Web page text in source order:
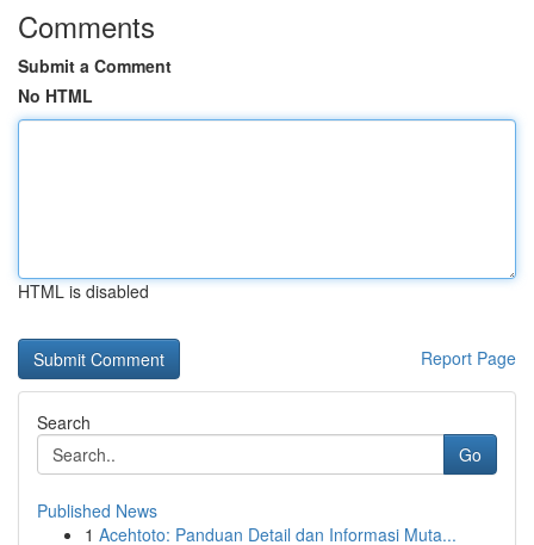
Comments
Submit a Comment
No HTML
HTML is disabled
Report Page
Search
Go
Published News
1 Acehtoto: Panduan Detail dan Informasi Muta...